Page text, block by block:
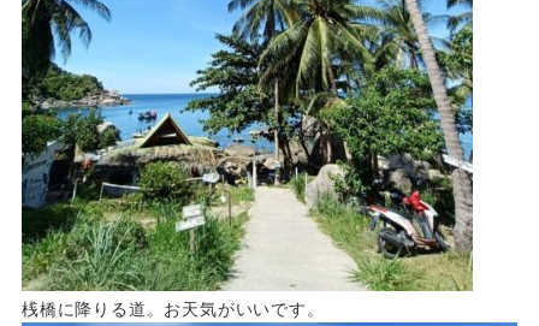
桟橋に降りる道。お天気がいいです。